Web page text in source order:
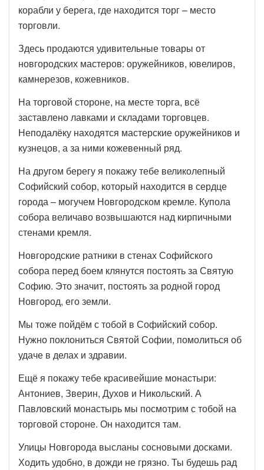
корабли у берега, где находится торг – место
торговли.
Здесь продаются удивительные товары от
новгородских мастеров: оружейников, ювелиров,
камнерезов, кожевников.
На торговой стороне, на месте торга, всё
заставлено лавками и складами торговцев.
Неподалёку находятся мастерские оружейников и
кузнецов, а за ними кожевенный ряд.
На другом берегу я покажу тебе великолепный
Софийский собор, который находится в сердце
города – могучем Новгородском кремле. Купола
собора величаво возвышаются над кирпичными
стенами кремля.
Новгородские ратники в стенах Софийского
собора перед боем клянутся постоять за Святую
Софию. Это значит, постоять за родной город
Новгород, его земли.
Мы тоже пойдём с тобой в Софийский собор.
Нужно поклониться Святой Софии, помолиться об
удаче в делах и здравии.
Ещё я покажу тебе красивейшие монастыри:
Антониев, Зверин, Духов и Никольский. А
Павловский монастырь мы посмотрим с тобой на
торговой стороне. Он находится там.
Улицы Новгорода высланы сосновыми досками.
Ходить удобно, в дожди не грязно. Ты будешь рад